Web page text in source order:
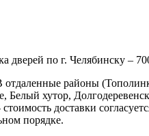
дверей по г. Челябинску –
отдаленные районы
Белый хутор,
доставки
порядке.